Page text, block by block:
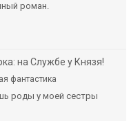
роман.
на Службе у Князя!
фантастика
роды у моей сестры